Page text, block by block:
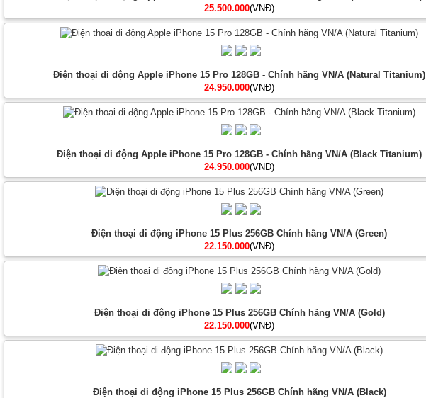
25.500.000(VNĐ)
Điện thoại di động Apple iPhone 15 Pro 128GB - Chính hãng VN/A (Natural Titanium)
24.950.000(VNĐ)
Điện thoại di động Apple iPhone 15 Pro 128GB - Chính hãng VN/A (Black Titanium)
24.950.000(VNĐ)
Điện thoại di động iPhone 15 Plus 256GB Chính hãng VN/A (Green)
22.150.000(VNĐ)
Điện thoại di động iPhone 15 Plus 256GB Chính hãng VN/A (Gold)
22.150.000(VNĐ)
Điện thoại di động iPhone 15 Plus 256GB Chính hãng VN/A (Black)